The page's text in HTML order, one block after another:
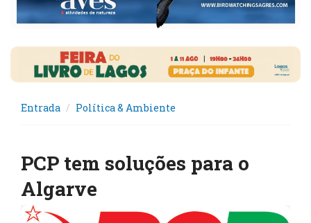
Entrada Política & Ambiente
PCP tem soluções para o
Algarve